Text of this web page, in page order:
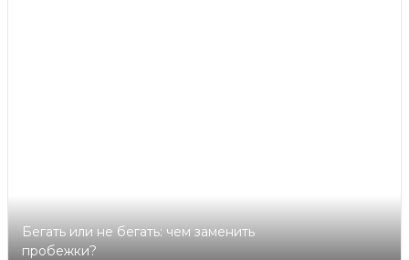
Бегать или не бегать: чем заменить
пробежки?